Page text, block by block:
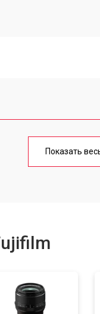
Показать